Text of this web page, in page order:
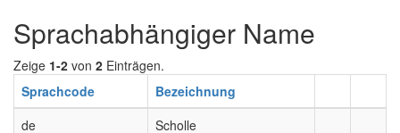
Sprachabhängiger Name
Zeige 1-2 von 2 Einträgen.
Sprachcode
Bezeichnung
de
Scholle